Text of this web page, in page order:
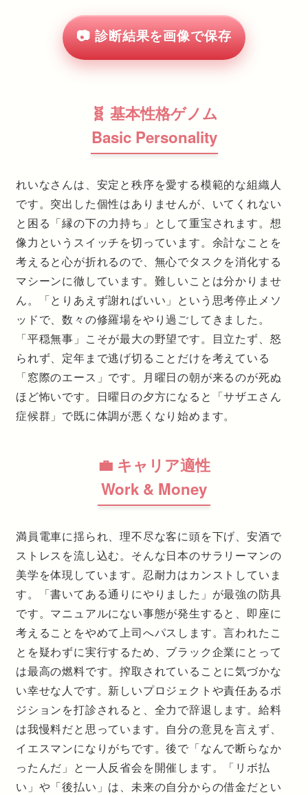
📷 診断結果を画像で保存
🧬 基本性格ゲノム
Basic Personality
れいなさんは、安定と秩序を愛する模範的な組織人
です。突出した個性はありませんが、いてくれない
と困る「縁の下の力持ち」として重宝されます。想
像力というスイッチを切っています。余計なことを
考えると心が折れるので、無心でタスクを消化する
マシーンに徹しています。難しいことは分かりませ
ん。「とりあえず謝ればいい」という思考停止メソ
ッドで、数々の修羅場をやり過ごしてきました。
「平穏無事」こそが最大の野望です。目立たず、怒
られず、定年まで逃げ切ることだけを考えている
「窓際のエース」です。月曜日の朝が来るのが死ぬ
ほど怖いです。日曜日の夕方になると「サザエさん
症候群」で既に体調が悪くなり始めます。
💼 キャリア適性
Work & Money
満員電車に揺られ、理不尽な客に頭を下げ、安酒で
ストレスを流し込む。そんな日本のサラリーマンの
美学を体現しています。忍耐力はカンストしていま
す。「書いてある通りにやりました」が最強の防具
です。マニュアルにない事態が発生すると、即座に
考えることをやめて上司へパスします。言われたこ
とを疑わずに実行するため、ブラック企業にとって
は最高の燃料です。搾取されていることに気づかな
い幸せな人です。新しいプロジェクトや責任あるポ
ジションを打診されると、全力で辞退します。給料
は我慢料だと思っています。自分の意見を言えず、
イエスマンになりがちです。後で「なんで断らなか
ったんだ」と一人反省会を開催します。「リボ払
い」や「後払い」は、未来の自分からの借金だとい